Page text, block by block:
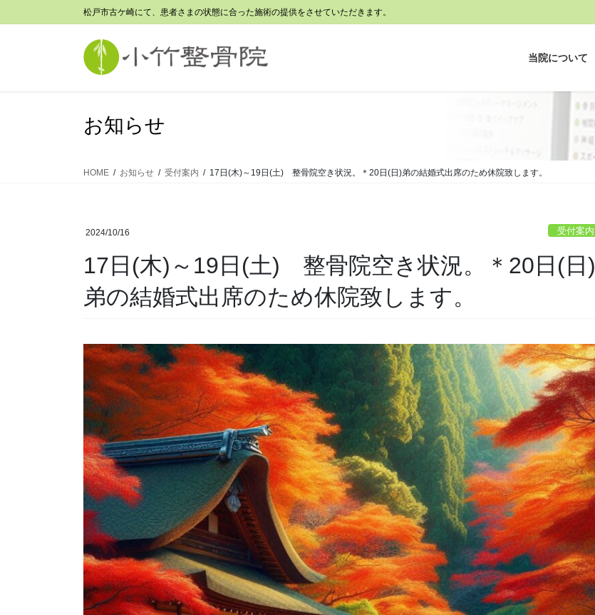
ン
ビ
松戸市古ケ崎にて、患者さまの状態に合った施術の提供をさせていただきます。
当院について
お知らせ
HOME お知らせ 受付案内 17日(木)～19日(土) 整骨院空き状況。＊20日(日)弟の結婚式出席のため休院致します。
2024/10/16 受付案内
17日(木)～19日(土) 整骨院空き状況。＊20日(日)
弟の結婚式出席のため休院致します。